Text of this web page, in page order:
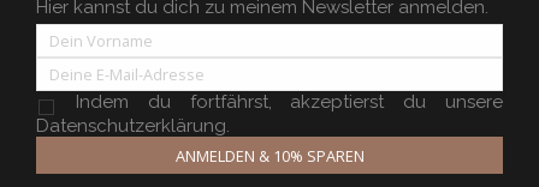
Hier kannst du dich zu meinem Newsletter anmelden.
Indem du fortfährst, akzeptierst du unsere
Datenschutzerklärung.
ANMELDEN & 10% SPAREN